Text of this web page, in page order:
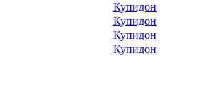
Купидон
Купидон
Купидон
Купидон